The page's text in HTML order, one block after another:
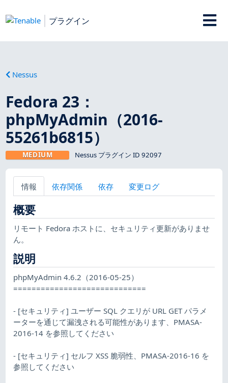
プラグイン
Nessus
Fedora 23：
phpMyAdmin（2016-
55261b6815）
MEDIUM Nessus プラグイン ID 92097
情報 依存関係 依存 変更ログ
概要
リモート Fedora ホストに、セキュリティ更新がありませ
ん。
説明
phpMyAdmin 4.6.2（2016-05-25）
=============================
- [セキュリティ] ユーザー SQL クエリが URL GET パラメ
ーターを通じて漏洩される可能性があります、PMASA-
2016-14 を参照してください
- [セキュリティ] セルフ XSS 脆弱性、PMASA-2016-16 を
参照してください